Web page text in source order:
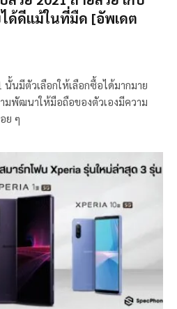
ด้ดีแม้ในที่มืด [อัพเดต
นมีตัวเลือกให้เลือกซื้อได้มากมาย
มพัฒนาให้มือถือของตัวเองมีความ
ย ๆ